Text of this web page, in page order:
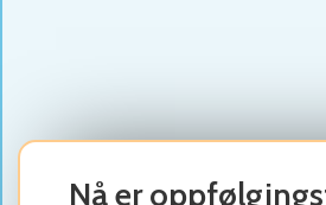
Nå er